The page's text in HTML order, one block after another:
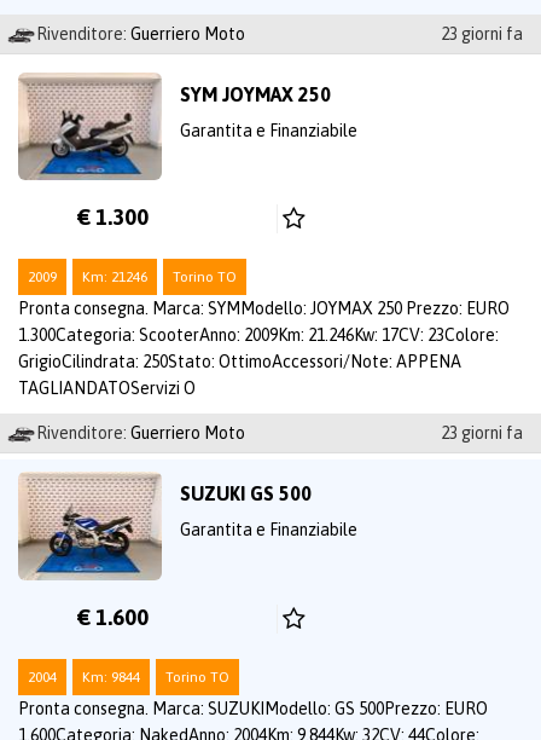
Rivenditore: Guerriero Moto 23 giorni fa
SYM JOYMAX 250
Garantita e Finanziabile
€ 1.300
2009 Km: 21246 Torino TO
Pronta consegna. Marca: SYMModello: JOYMAX 250 Prezzo: EURO
1.300Categoria: ScooterAnno: 2009Km: 21.246Kw: 17CV: 23Colore:
GrigioCilindrata: 250Stato: OttimoAccessori/Note: APPENA
TAGLIANDATOServizi O
Rivenditore: Guerriero Moto 23 giorni fa
SUZUKI GS 500
Garantita e Finanziabile
€ 1.600
2004 Km: 9844 Torino TO
Pronta consegna. Marca: SUZUKIModello: GS 500Prezzo: EURO
1.600Categoria: NakedAnno: 2004Km: 9.844Kw: 32CV: 44Colore: